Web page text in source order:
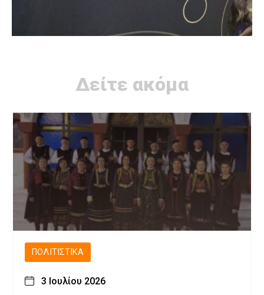
Δείτε ακόμα
ΠΟΛΙΤΙΣΤΙΚΆ
3 Ιουλίου 2026